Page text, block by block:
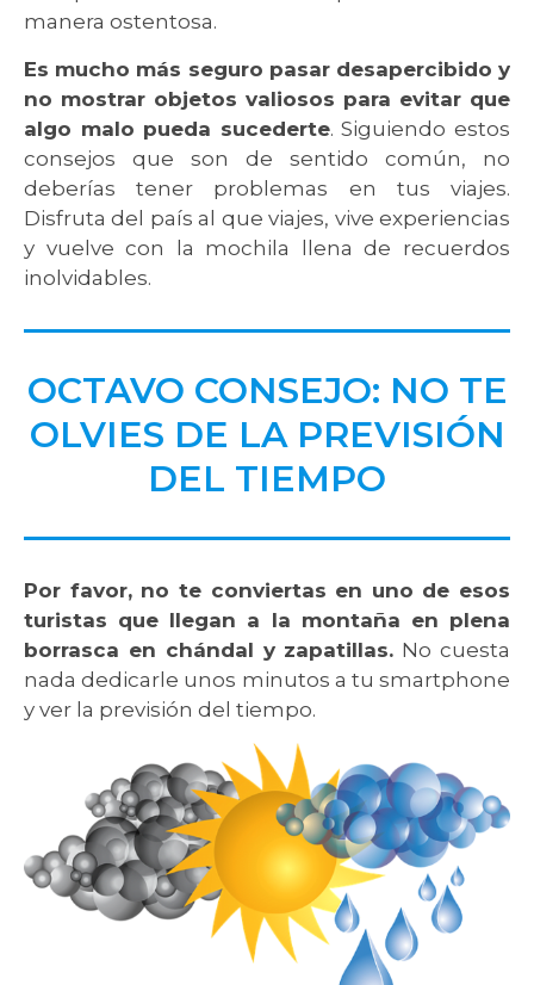
manera ostentosa.
Es mucho más seguro pasar desapercibido y
no mostrar objetos valiosos para evitar que
algo malo pueda sucederte. Siguiendo estos
consejos que son de sentido común, no
deberías tener problemas en tus viajes.
Disfruta del país al que viajes, vive experiencias
y vuelve con la mochila llena de recuerdos
inolvidables.
OCTAVO CONSEJO: NO TE
OLVIES DE LA PREVISIÓN
DEL TIEMPO
Por favor, no te conviertas en uno de esos
turistas que llegan a la montaña en plena
borrasca en chándal y zapatillas. No cuesta
nada dedicarle unos minutos a tu smartphone
y ver la previsión del tiempo.